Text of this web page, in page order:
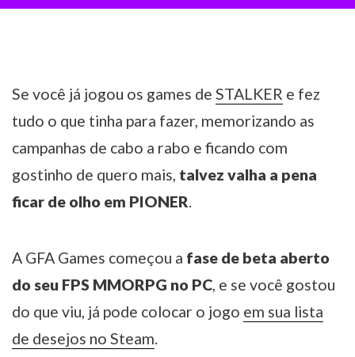
Se você já jogou os games de STALKER e fez
tudo o que tinha para fazer, memorizando as
campanhas de cabo a rabo e ficando com
gostinho de quero mais, talvez valha a pena
ficar de olho em PIONER
A GFA Games começou a fase de beta aberto
do seu FPS MMORPG no PC, e se você gostou
do que viu, já pode colocar o jogo em sua lista
de desejos no Steam.